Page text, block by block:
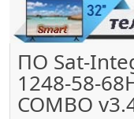
ПО Sat-
1248-58-
COMBO